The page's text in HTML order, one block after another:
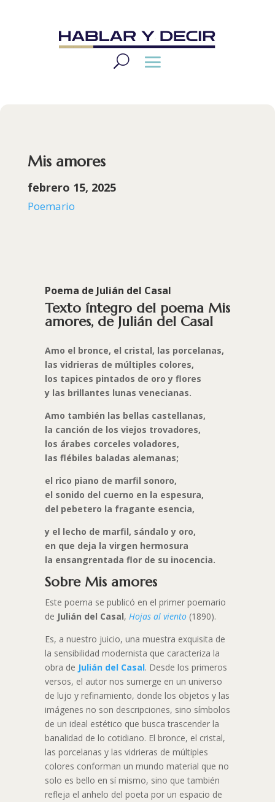
Mis amores
febrero 15, 2025
Poemario
Poema de Julián del Casal
Texto íntegro del poema Mis
amores, de Julián del Casal
Amo el bronce, el cristal, las porcelanas,
las vidrieras de múltiples colores,
los tapices pintados de oro y flores
y las brillantes lunas venecianas.
Amo también las bellas castellanas,
la canción de los viejos trovadores,
los árabes corceles voladores,
las flébiles baladas alemanas;
el rico piano de marfil sonoro,
el sonido del cuerno en la espesura,
del pebetero la fragante esencia,
y el lecho de marfil, sándalo y oro,
en que deja la virgen hermosura
la ensangrentada flor de su inocencia.
Sobre Mis amores
Este poema se publicó en el primer poemario
de Julián del Casal, Hojas al viento(1890).
Es, a nuestro juicio, una muestra exquisita de
la sensibilidad modernista que caracteriza la
obra de Julián del Casal. Desde los primeros
versos, el autor nos sumerge en un universo
de lujo y refinamiento, donde los objetos y las
imágenes no son descripciones, sino símbolos
de un ideal estético que busca trascender la
banalidad de lo cotidiano. El bronce, el cristal,
las porcelanas y las vidrieras de múltiples
colores conforman un mundo material que no
solo es bello en sí mismo, sino que también
refleja el anhelo del poeta por un espacio de